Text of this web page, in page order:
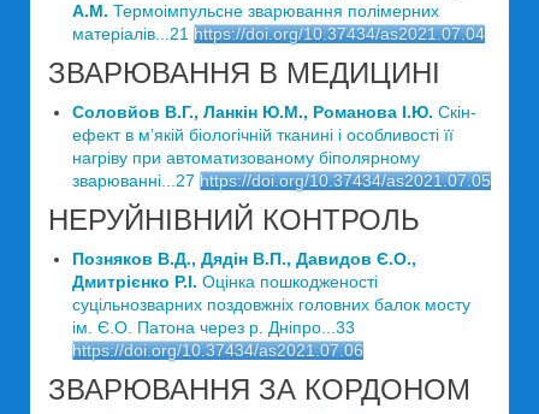
А.М. Термоімпульсне зварювання полімерних
матеріалів...21 https://doi.org/10.37434/as2021.07.04
ЗВАРЮВАННЯ В МЕДИЦИНІ
Соловйов В.Г., Ланкін Ю.М., Романова І.Ю. Скін-
ефект в м’якій біологічній тканині і особливості її
нагріву при автоматизованому біполярному
зварюванні...27 https://doi.org/10.37434/as2021.07.05
НЕРУЙНІВНИЙ КОНТРОЛЬ
Позняков В.Д., Дядін В.П., Давидов Є.О.,
Дмитрієнко Р.І. Оцінка пошкодженості
суцільнозварних поздовжніх головних балок мосту
ім. Є.О. Патона через р. Дніпро...33
https://doi.org/10.37434/as2021.07.06
ЗВАРЮВАННЯ ЗА КОРДОНОМ